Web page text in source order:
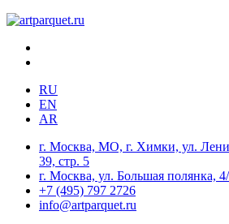
RU
EN
AR
г. Москва, МО, г. Химки, ул.
39, стр. 5
г. Москва, ул. Большая полянка,
+7 (495) 797 2726
info@artparquet.ru